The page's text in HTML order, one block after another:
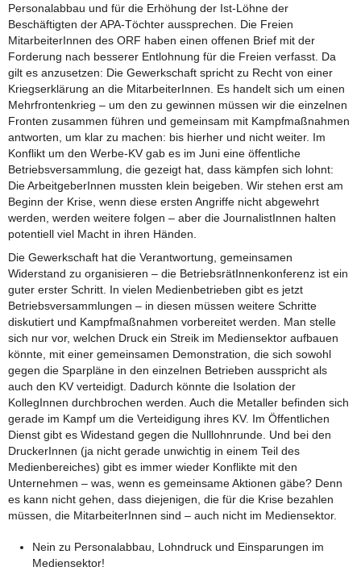
Personalabbau und für die Erhöhung der Ist-Löhne der
Beschäftigten der APA-Töchter aussprechen. Die Freien
MitarbeiterInnen des ORF haben einen offenen Brief mit der
Forderung nach besserer Entlohnung für die Freien verfasst. Da
gilt es anzusetzen: Die Gewerkschaft spricht zu Recht von einer
Kriegserklärung an die MitarbeiterInnen. Es handelt sich um einen
Mehrfrontenkrieg – um den zu gewinnen müssen wir die einzelnen
Fronten zusammen führen und gemeinsam mit Kampfmaßnahmen
antworten, um klar zu machen: bis hierher und nicht weiter. Im
Konflikt um den Werbe-KV gab es im Juni eine öffentliche
Betriebsversammlung, die gezeigt hat, dass kämpfen sich lohnt:
Die ArbeitgeberInnen mussten klein beigeben. Wir stehen erst am
Beginn der Krise, wenn diese ersten Angriffe nicht abgewehrt
werden, werden weitere folgen – aber die JournalistInnen halten
potentiell viel Macht in ihren Händen.
Die Gewerkschaft hat die Verantwortung, gemeinsamen
Widerstand zu organisieren – die BetriebsrätInnenkonferenz ist ein
guter erster Schritt. In vielen Medienbetrieben gibt es jetzt
Betriebsversammlungen – in diesen müssen weitere Schritte
diskutiert und Kampfmaßnahmen vorbereitet werden. Man stelle
sich nur vor, welchen Druck ein Streik im Mediensektor aufbauen
könnte, mit einer gemeinsamen Demonstration, die sich sowohl
gegen die Sparpläne in den einzelnen Betrieben ausspricht als
auch den KV verteidigt. Dadurch könnte die Isolation der
KollegInnen durchbrochen werden. Auch die Metaller befinden sich
gerade im Kampf um die Verteidigung ihres KV. Im Öffentlichen
Dienst gibt es Widestand gegen die Nulllohnrunde. Und bei den
DruckerInnen (ja nicht gerade unwichtig in einem Teil des
Medienbereiches) gibt es immer wieder Konflikte mit den
Unternehmen – was, wenn es gemeinsame Aktionen gäbe? Denn
es kann nicht gehen, dass diejenigen, die für die Krise bezahlen
müssen, die MitarbeiterInnen sind – auch nicht im Mediensektor.
Nein zu Personalabbau, Lohndruck und Einsparungen im
Mediensektor!